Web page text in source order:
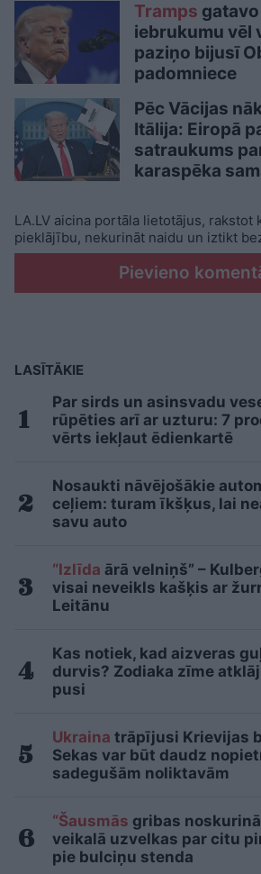
Tramps
iebrukumu vēl
paziņo bijusī
padomniece
Pēc Vācijas
Itālija: Eiropā
satraukums
karaspēka
LA.LV aicina portāla lietotājus, rakstot
pieklājību, nekurināt naidu un iztikt
Pievieno
LASĪTĀKIE
Par sirds un asinsvadu
rūpēties arī ar uzturu: 7
vērts iekļaut ēdienkartē
Nosaukti nāvējošākie
ceļiem: turam īkšķus, lai
savu auto
“Izlīda ārā velniņš” –
visai neveikls kašķis ar
Leitānu
Kas notiek, kad aizveras
durvis? Zodiaka zīme
pusi
Ukraina trāpījusi Krievijas
Sekas var būt daudz
sadegušām noliktavām
“Šausmās gribas
veikalā uzvelkas par citu
pie bulciņu stenda